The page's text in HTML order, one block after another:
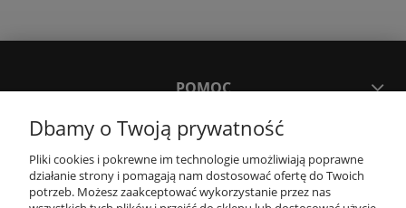
POMOC
MOJE KONTO
PŁATNOŚCI I DOSTAWA
Dbamy o Twoją prywatność
Pliki cookies i pokrewne im technologie umożliwiają poprawne
działanie strony i pomagają nam dostosować ofertę do Twoich
potrzeb. Możesz zaakceptować wykorzystanie przez nas